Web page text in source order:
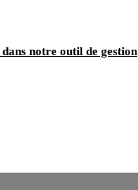
notre outil de gestion